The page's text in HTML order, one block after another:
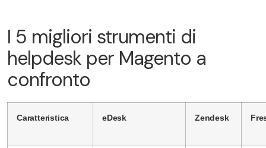
I 5 migliori strumenti di
helpdesk per Magento a
confronto
Caratteristica eDesk Zendesk